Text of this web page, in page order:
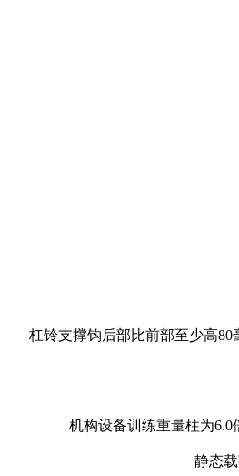
杠铃支撑钩后部比前部至少高
机构设备训练重量柱为6.0
静态